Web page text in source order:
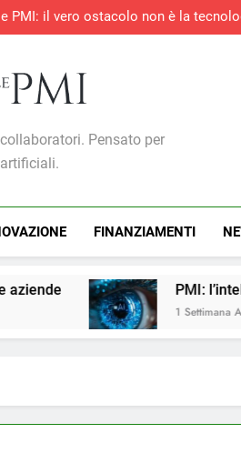
PMI®: il settore terziario italiano
di
S&P Global PMI®: la maggiore
PMI®: il settore terziario italiano
S&P Global PMI®: la maggiore crescita
Pensato per
FINANZIAMENTI
PMI: l’intelligenza artificiale
1 Settimana Ago